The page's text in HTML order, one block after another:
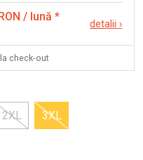
/ lună *
detalii ›
check-out
2XL 3XL